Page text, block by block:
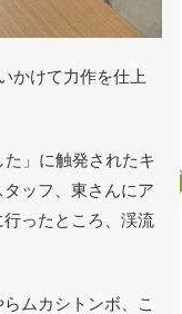
かけて力作を仕上
」に触発されたキ
ッフ、東さんにア
ったところ、渓流
ムカシトンボ、こ